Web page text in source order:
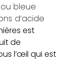
bleue
d’acide
est
de
l’œil qui est